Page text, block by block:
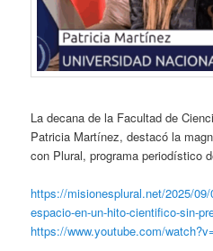
La decana de la Facultad de
Patricia Martínez, destacó la
con Plural, programa periodístico
https://misionesplural.net/2025/
espacio-en-un-hito-cientifico-sin-
https://www.youtube.com/